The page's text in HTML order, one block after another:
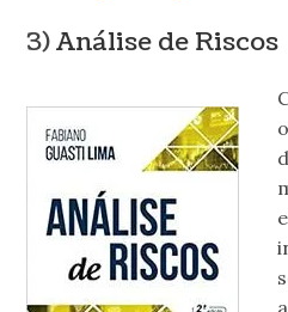
3)Análise de Riscos